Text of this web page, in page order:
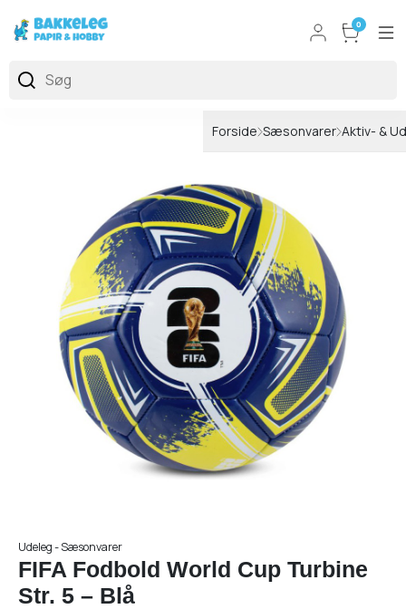
0
Forside Sæsonvarer Aktiv- &
Udeleg - Sæsonvarer
FIFA Fodbold World Cup Turbine
Str. 5 – Blå